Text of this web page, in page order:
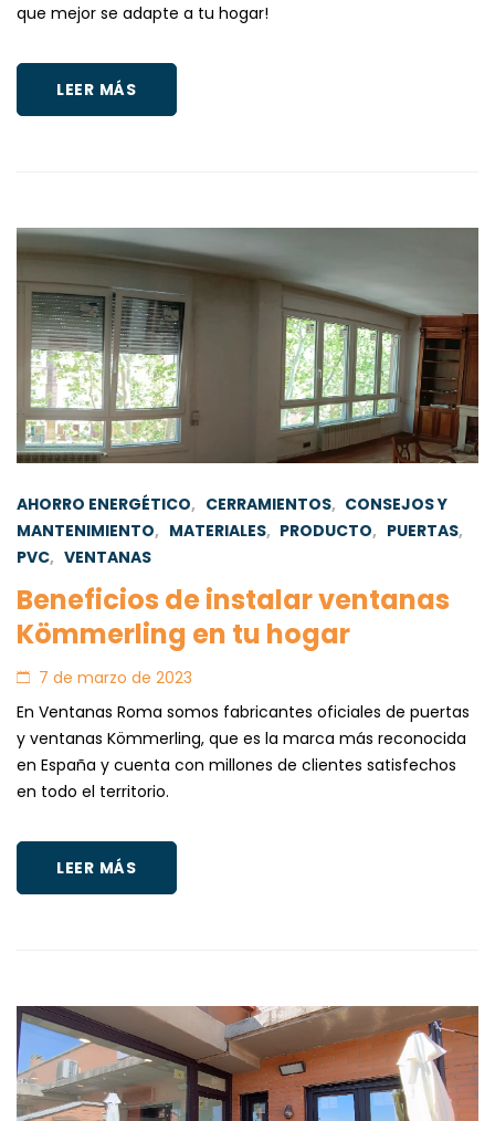
que mejor se adapte a tu hogar!
LEER MÁS
AHORRO ENERGÉTICO, CERRAMIENTOS, CONSEJOS Y
MANTENIMIENTO, MATERIALES, PRODUCTO, PUERTAS,
PVC, VENTANAS
Beneficios de instalar ventanas
Kömmerling en tu hogar
7 de marzo de 2023
En Ventanas Roma somos fabricantes oficiales de puertas
y ventanas Kömmerling, que es la marca más reconocida
en España y cuenta con millones de clientes satisfechos
en todo el territorio.
LEER MÁS